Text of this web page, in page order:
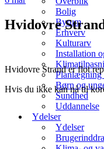
Bolig
Byrum
Erhverv
Kulturarv
Installation
Planlægning
Børn og
Sundhed
Uddannelse
Ydelser
Ydelser
Hvidovre
Hvidovre Strand er flot
Hvis du ikke kan nå til